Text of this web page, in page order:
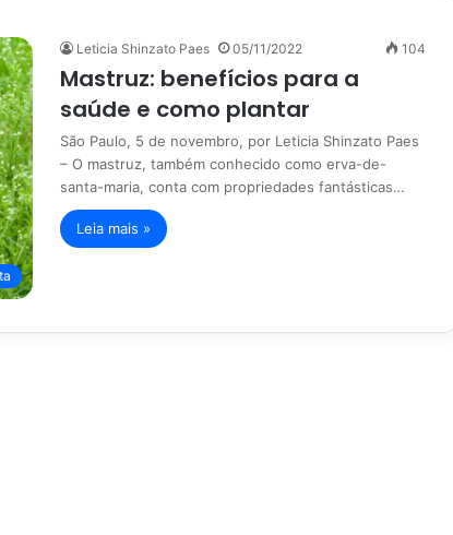
Leticia Shinzato Paes 05/11/2022 104
Mastruz: benefícios para a
saúde e como plantar
São Paulo, 5 de novembro, por Leticia Shinzato Paes
– O mastruz, também conhecido como erva-de-
santa-maria, conta com propriedades fantásticas…
Leia mais »